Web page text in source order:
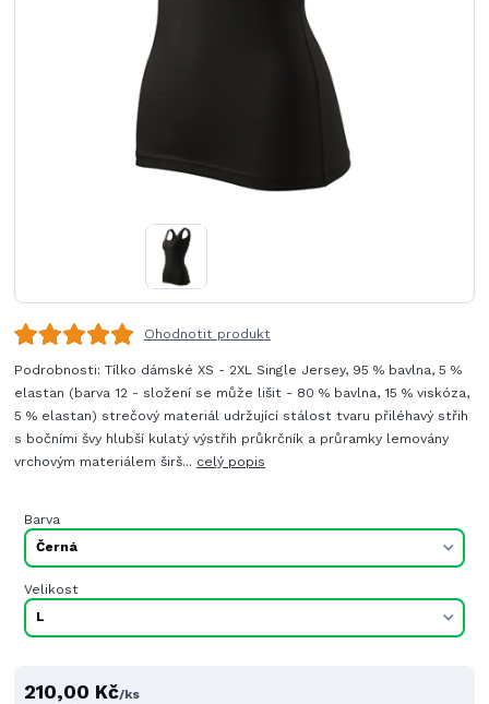
Ohodnotit produkt
Podrobnosti: Tílko dámské XS - 2XL Single Jersey, 95 % bavlna, 5 %
elastan (barva 12 - složení se může lišit - 80 % bavlna, 15 % viskóza,
5 % elastan) strečový materiál udržující stálost tvaru přiléhavý střih
s bočními švy hlubší kulatý výstřih průkrčník a průramky lemovány
vrchovým materiálem širš... celý popis
Barva
Velikost
210,00 Kč/ks